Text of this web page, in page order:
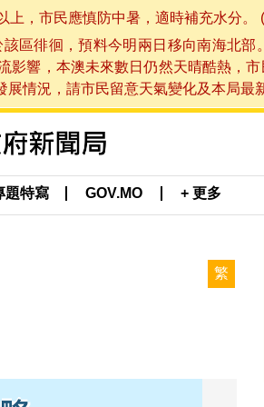
，市民應慎防中暑，適時補充水分
區徘徊，預料今明兩日移向南海北
響，本澳未來數日仍然天晴酷熱，
情況，請市民留意天氣變化及本局最
題特寫 GOV.MO + 更多
繁